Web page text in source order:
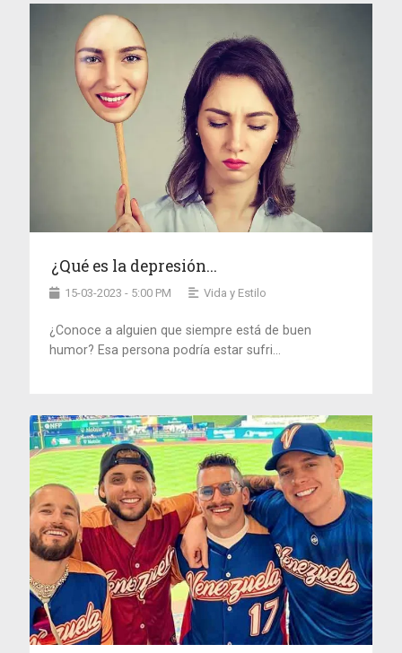
¿Qué es la depresión...
15-03-2023 - 5:00 PM Vida y Estilo
¿Conoce a alguien que siempre está de buen
humor? Esa persona podría estar sufri...